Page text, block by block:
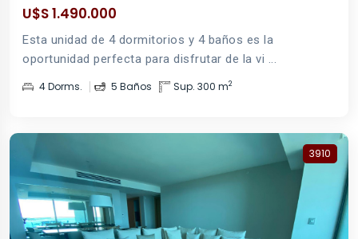
U$S 1.490.000
Esta unidad de 4 dormitorios y 4 baños es la
oportunidad perfecta para disfrutar de la vi ...
4 Dorms. 5 Baños Sup. 300 m2
3910